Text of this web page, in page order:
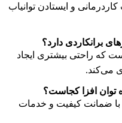
و ایستادن توانیاب
که راحتی بیشتری ایجاد
می‌کند.
با ضمانت کیفیت و خدمات